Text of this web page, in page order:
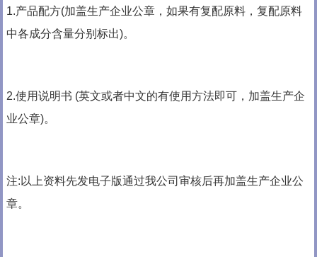
1.产品配方(加盖生产企业公章，如果有复配原料，复配原料
中各成分含量分别标出)。
2.使用说明书 (英文或者中文的有使用方法即可，加盖生产企
业公章)。
注:以上资料先发电子版通过我公司审核后再加盖生产企业公
章。